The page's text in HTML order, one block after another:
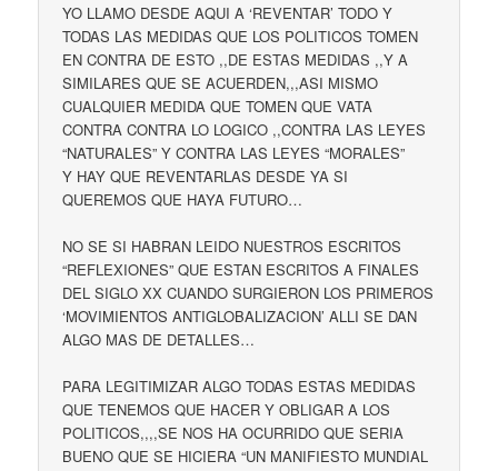
YO LLAMO DESDE AQUI A ‘REVENTAR’ TODO Y
TODAS LAS MEDIDAS QUE LOS POLITICOS TOMEN
EN CONTRA DE ESTO ,,DE ESTAS MEDIDAS ,,Y A
SIMILARES QUE SE ACUERDEN,,,ASI MISMO
CUALQUIER MEDIDA QUE TOMEN QUE VATA
CONTRA CONTRA LO LOGICO ,,CONTRA LAS LEYES
“NATURALES” Y CONTRA LAS LEYES “MORALES”
Y HAY QUE REVENTARLAS DESDE YA SI
QUEREMOS QUE HAYA FUTURO…
NO SE SI HABRAN LEIDO NUESTROS ESCRITOS
“REFLEXIONES” QUE ESTAN ESCRITOS A FINALES
DEL SIGLO XX CUANDO SURGIERON LOS PRIMEROS
‘MOVIMIENTOS ANTIGLOBALIZACION’ ALLI SE DAN
ALGO MAS DE DETALLES…
PARA LEGITIMIZAR ALGO TODAS ESTAS MEDIDAS
QUE TENEMOS QUE HACER Y OBLIGAR A LOS
POLITICOS,,,,SE NOS HA OCURRIDO QUE SERIA
BUENO QUE SE HICIERA “UN MANIFIESTO MUNDIAL